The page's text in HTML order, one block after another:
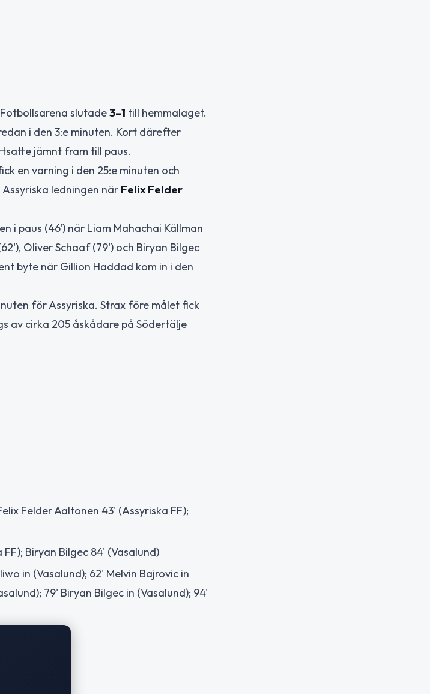
slutade3–1 till hemmalaget.
i den 3:e minuten. Kort därefter
jämnt fram till paus.
en varning i den 25:e minuten och
ledningen när Felix Felder
i paus (46') när Liam Mahachai Källman
Oliver Schaaf (79') och Biryan Bilgec
byte när Gillion Haddad kom in i den
för Assyriska. Strax före målet fick
av cirka 205 åskådare på Södertälje
Felder Aaltonen 43' (Assyriska FF);
Biryan Bilgec 84' (Vasalund)
in (Vasalund); 62' Melvin Bajrovic in
79' Biryan Bilgec in (Vasalund); 94'